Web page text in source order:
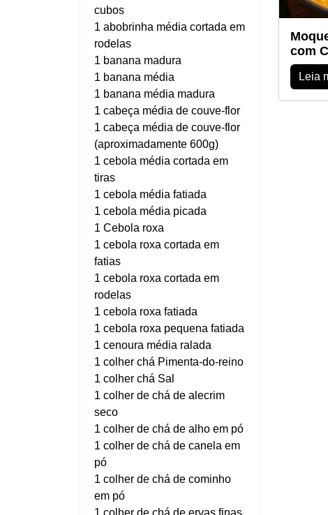
cubos
1 abobrinha média cortada em
rodelas
1 banana madura
1 banana média
1 banana média madura
1 cabeça média de couve-flor
1 cabeça média de couve-flor
(aproximadamente 600g)
1 cebola média cortada em
tiras
1 cebola média fatiada
1 cebola média picada
1 Cebola roxa
1 cebola roxa cortada em
fatias
1 cebola roxa cortada em
rodelas
1 cebola roxa fatiada
1 cebola roxa pequena fatiada
1 cenoura média ralada
1 colher chá Pimenta-do-reino
1 colher chá Sal
1 colher de chá de alecrim
seco
1 colher de chá de alho em pó
1 colher de chá de canela em
pó
1 colher de chá de cominho
em pó
1 colher de chá de ervas finas
com
Leia